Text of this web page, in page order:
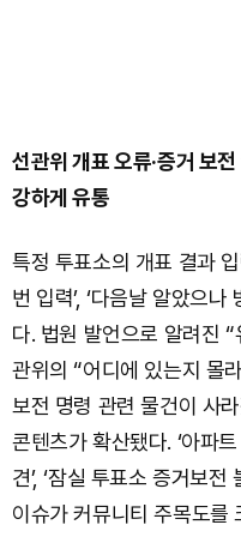
선관위 개표 오류·증거 보
강하게 유통
특정 투표소의 개표 결과
번 입력’, ‘다음날 알았으
다. 법원 발언으로 알려진
관위의 “어디에 있는지 몰
보전 명령 관련 물건이 사
콘텐츠가 확산됐다. ‘아파
견’, ‘잠실 투표소 증거보전
이슈가 커뮤니티 주목도를